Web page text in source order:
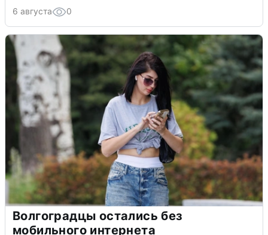
6 августа 0
Волгоградцы остались без
мобильного интернета